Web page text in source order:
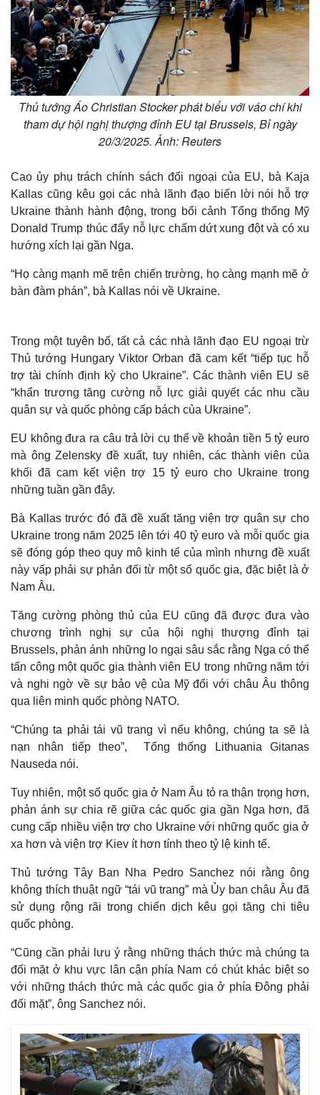
Thế giới
Quan sát
Cuộc sống đó đây
Hồ sơ
Multimedia
Video
Ảnh
E-Magazine
Thủ tướng Áo Christian Stocker phát biểu với váo chí khi
tham dự hội nghị thượng đỉnh EU tại Brussels, Bỉ ngày
20/3/2025. Ảnh: Reuters
Cao ủy phụ trách chính sách đối ngoại của EU, bà Kaja
Kallas cũng kêu gọi các nhà lãnh đạo biến lời nói hỗ trợ
Ukraine thành hành động, trong bối cảnh Tổng thống Mỹ
Donald Trump thúc đẩy nỗ lực chấm dứt xung đột và có xu
hướng xích lại gần Nga.
“Họ càng mạnh mẽ trên chiến trường, họ càng mạnh mẽ ở
bàn đàm phán”, bà Kallas nói về Ukraine.
Trong một tuyên bố, tất cả các nhà lãnh đạo EU ngoại trừ
Thủ tướng Hungary Viktor Orban đã cam kết “tiếp tục hỗ
trợ tài chính định kỳ cho Ukraine”. Các thành viên EU sẽ
“khẩn trương tăng cường nỗ lực giải quyết các nhu cầu
quân sự và quốc phòng cấp bách của Ukraine”.
EU không đưa ra câu trả lời cụ thể về khoản tiền 5 tỷ euro
mà ông Zelensky đề xuất, tuy nhiên, các thành viên của
khối đã cam kết viện trợ 15 tỷ euro cho Ukraine trong
những tuần gần đây.
Bà Kallas trước đó đã đề xuất tăng viện trợ quân sự cho
Ukraine trong năm 2025 lên tới 40 tỷ euro và mỗi quốc gia
sẽ đóng góp theo quy mô kinh tế của mình nhưng đề xuất
này vấp phải sự phản đối từ một số quốc gia, đặc biệt là ở
Nam Âu.
Tăng cường phòng thủ của EU cũng đã được đưa vào
chương trình nghị sự của hội nghị thượng đỉnh tại
Brussels, phản ánh những lo ngại sâu sắc rằng Nga có thể
tấn công một quốc gia thành viên EU trong những năm tới
và nghi ngờ về sự bảo vệ của Mỹ đối với châu Âu thông
qua liên minh quốc phòng NATO.
“Chúng ta phải tái vũ trang vì nếu không, chúng ta sẽ là
nạn nhân tiếp theo”, Tổng thống Lithuania Gitanas
Nauseda nói.
Tuy nhiên, một số quốc gia ở Nam Âu tỏ ra thận trọng hơn,
phản ánh sự chia rẽ giữa các quốc gia gần Nga hơn, đã
cung cấp nhiều viện trợ cho Ukraine với những quốc gia ở
xa hơn và viện trợ Kiev ít hơn tính theo tỷ lệ kinh tế.
Thủ tướng Tây Ban Nha Pedro Sanchez nói rằng ông
không thích thuật ngữ “tái vũ trang” mà Ủy ban châu Âu đã
sử dụng rộng rãi trong chiến dịch kêu gọi tăng chi tiêu
quốc phòng.
“Cũng cần phải lưu ý rằng những thách thức mà chúng ta
đối mặt ở khu vực lân cận phía Nam có chút khác biệt so
với những thách thức mà các quốc gia ở phía Đông phải
đối mặt”, ông Sanchez nói.